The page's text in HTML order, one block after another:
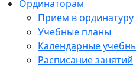
Ординаторам
Прием в ординатуру
Учебные планы
Календарные
Расписание занятий